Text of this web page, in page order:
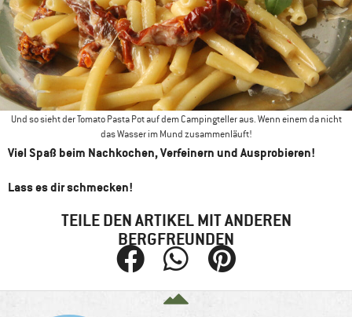
Und so sieht der Tomato Pasta Pot auf dem Campingteller aus. Wenn einem da nicht
das Wasser im Mund zusammenläuft!
Viel Spaß beim Nachkochen, Verfeinern und Ausprobieren!
Lass es dir schmecken!
TEILE DEN ARTIKEL MIT ANDEREN
BERGFREUNDEN